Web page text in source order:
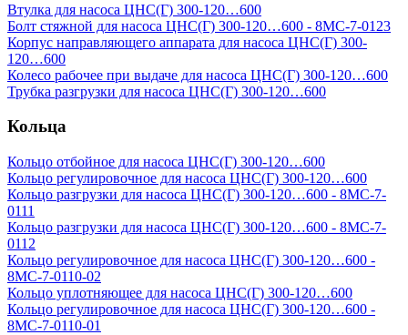
Втулка для насоса ЦНС(Г) 300-120…600
Болт стяжной для насоса ЦНС(Г) 300-120…600 - 8МС-7-0123
Корпус направляющего аппарата для насоса ЦНС(Г) 300-
120…600
Колесо рабочее при выдаче для насоса ЦНС(Г) 300-120…600
Трубка разгрузки для насоса ЦНС(Г) 300-120…600
Кольца
Кольцо отбойное для насоса ЦНС(Г) 300-120…600
Кольцо регулировочное для насоса ЦНС(Г) 300-120…600
Кольцо разгрузки для насоса ЦНС(Г) 300-120…600 - 8МС-7-
0111
Кольцо разгрузки для насоса ЦНС(Г) 300-120…600 - 8МС-7-
0112
Кольцо регулировочное для насоса ЦНС(Г) 300-120…600 -
8МС-7-0110-02
Кольцо уплотняющее для насоса ЦНС(Г) 300-120…600
Кольцо регулировочное для насоса ЦНС(Г) 300-120…600 -
8МС-7-0110-01